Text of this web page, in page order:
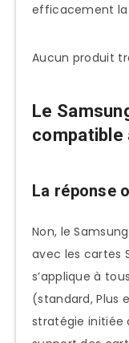
efficacement la
Aucun produit
Le
compatible
La réponse
Non, le
avec les cartes
s’applique à
(standard, Plus
stratégie initiée